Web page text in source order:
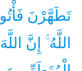
تَطَهَّرْنَ
اللَّهُ ۚ إِنَّ